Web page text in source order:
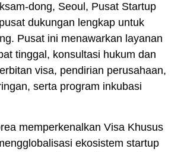
dong, Seoul, Pusat Startup
dukungan lengkap untuk
Pusat ini menawarkan layanan
tinggal, konsultasi hukum dan
visa, pendirian perusahaan,
serta program inkubasi
memperkenalkan Visa Khusus
ekosistem startup